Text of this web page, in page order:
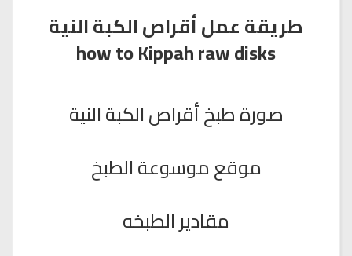
طريقة عمل أقراص الكبة النية
how to Kippah raw disks
صورة طبخ أقراص الكبة النية
موقع موسوعة الطبخ
مقادير الطبخه